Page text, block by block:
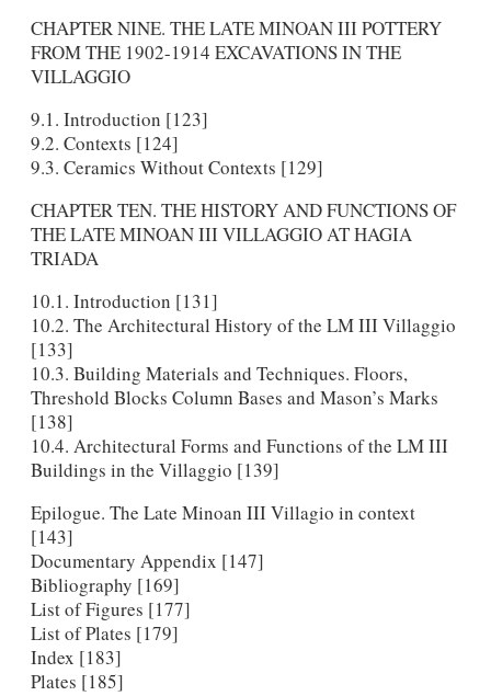
CHAPTER NINE. THE LATE MINOAN III POTTERY
FROM THE 1902-1914 EXCAVATIONS IN THE
VILLAGGIO
9.1. Introduction [123]
9.2. Contexts [124]
9.3. Ceramics Without Contexts [129]
CHAPTER TEN. THE HISTORY AND FUNCTIONS OF
THE LATE MINOAN III VILLAGGIO AT HAGIA
TRIADA
10.1. Introduction [131]
10.2. The Architectural History of the LM III Villaggio
[133]
10.3. Building Materials and Techniques. Floors,
Threshold Blocks Column Bases and Mason’s Marks
[138]
10.4. Architectural Forms and Functions of the LM III
Buildings in the Villaggio [139]
Epilogue. The Late Minoan III Villagio in context
[143]
Documentary Appendix [147]
Bibliography [169]
List of Figures [177]
List of Plates [179]
Index [183]
Plates [185]